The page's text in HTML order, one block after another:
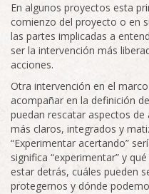
En algunos proyectos esta
comienzo del proyecto o en
las partes implicadas a
ser la intervención más
acciones.
Otra intervención en el
acompañar en la definición
puedan rescatar aspectos
más claros, integrados y
“Experimentar acertando”
significa “experimentar” y
estar detrás, cuáles pueden
protegernos y dónde